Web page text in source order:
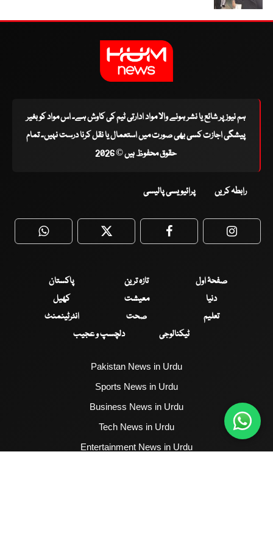
ہم نیوز پر شائع یا نشر ہونے والا مواد ادارتی ٹیم کی کاوش ہے۔ اس مواد کو بغیر
پیشگی اجازت کسی بھی صورت میں استعمال یا نقل کرنا درست نہیں۔ تمام
حقوق محفوظ ہیں © 2026
رابطہ کریں پرائیویسی پالیسی
WhatsApp Twitter Facebook
صفحۂ اول تازہ ترین
پاکستان
دنیا
معیشت
کھیل
تعلیم
صحت
انٹرٹینمنٹ
ٹیکنالوجی
دلچسپ و عجیب
Pakistan News in Urdu
Sports News in Urdu
Business News in Urdu
Tech News in Urdu
Entertainment News in Urdu